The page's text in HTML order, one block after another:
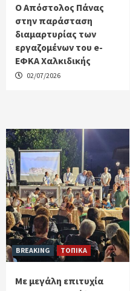
Ο Απόστολος Πάνας
στην παράσταση
διαμαρτυρίας των
εργαζομένων του e-
ΕΦΚΑ Χαλκιδικής
02/07/2026
BREAKING ΤΟΠΙΚΑ
Με μεγάλη επιτυχία